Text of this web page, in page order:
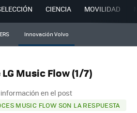
CIENCIA MOVILIDAD
Innovación Volvo
Music Flow (1/7)
en el post
MUSIC FLOW SON LA RESPUESTA